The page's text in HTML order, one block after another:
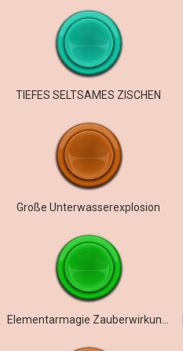
TIEFES SELTSAMES ZISCHEN
Große Unterwasserexplosion